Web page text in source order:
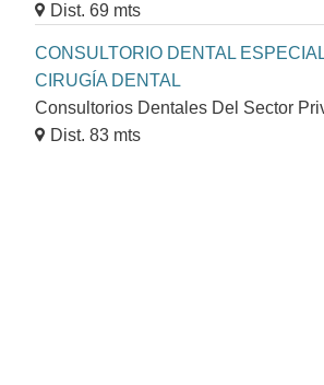
Dist. 69 mts
CONSULTORIO DENTAL
CIRUGÍA DENTAL
Consultorios Dentales Del Sector
Dist. 83 mts